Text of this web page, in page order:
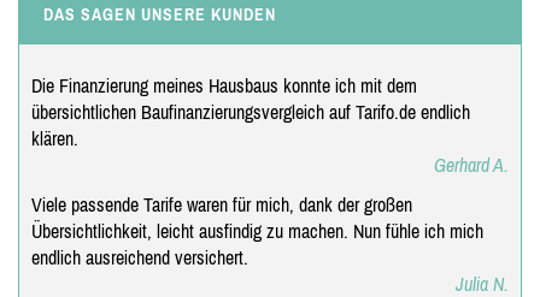
DAS SAGEN UNSERE KUNDEN
Die Finanzierung meines Hausbaus konnte ich mit dem
übersichtlichen Baufinanzierungsvergleich auf Tarifo.de endlich
klären.
Gerhard A.
Viele passende Tarife waren für mich, dank der großen
Übersichtlichkeit, leicht ausfindig zu machen. Nun fühle ich mich
endlich ausreichend versichert.
Julia N.